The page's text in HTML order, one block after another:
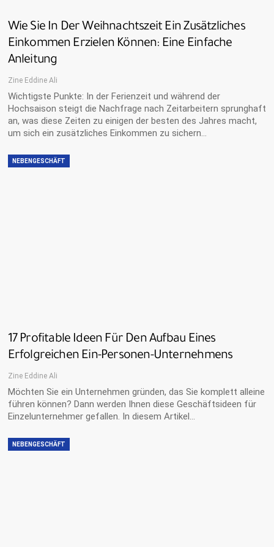
Wie Sie In Der Weihnachtszeit Ein Zusätzliches
Einkommen Erzielen Können: Eine Einfache
Anleitung
Zine Eddine Ali
Wichtigste Punkte: In der Ferienzeit und während der
Hochsaison steigt die Nachfrage nach Zeitarbeitern sprunghaft
an, was diese Zeiten zu einigen der besten des Jahres macht,
um sich ein zusätzliches Einkommen zu sichern…
NEBENGESCHÄFT
17 Profitable Ideen Für Den Aufbau Eines
Erfolgreichen Ein-Personen-Unternehmens
Zine Eddine Ali
Möchten Sie ein Unternehmen gründen, das Sie komplett alleine
führen können? Dann werden Ihnen diese Geschäftsideen für
Einzelunternehmer gefallen. In diesem Artikel…
NEBENGESCHÄFT